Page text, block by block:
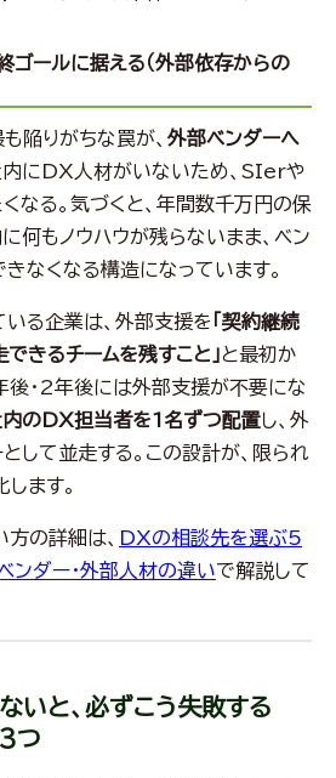
ゴールに据える（外部依存からの
陥りがちな罠が、 外部ベンダーへ
内にDX人材がいないため、SIerや
なる。気づくと、年間数千万円の保
何もノウハウが残らないまま、ベン
なくなる構造になっています。
る企業は、外部支援を 「契約継続
できるチームを残すこと」と最初か
後・2年後には外部支援が不要にな
のDX担当者を1名ずつ配置し、外
して並走する。この設計が、限られ
ます。
の詳細は、 DXの相談先を選ぶ5
ンダー・外部人材の違いで解説して
いと、必ずこう失敗する
つ